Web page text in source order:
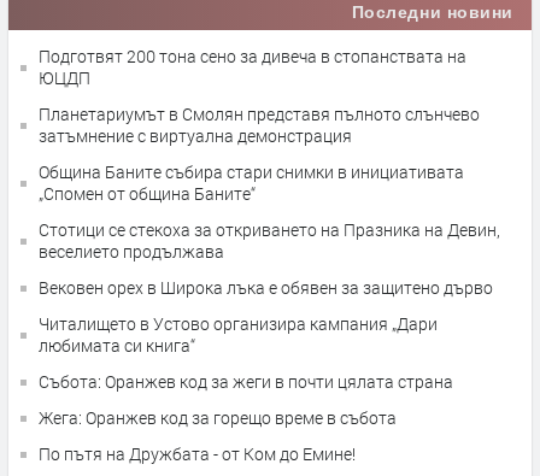
Последни новини
Подготвят 200 тона сено за дивеча в стопанствата на
ЮЦДП
Планетариумът в Смолян представя пълното слънчево
затъмнение с виртуална демонстрация
Община Баните събира стари снимки в инициативата
„Спомен от община Баните“
Стотици се стекоха за откриването на Празника на Девин,
веселието продължава
Вековен орех в Широка лъка е обявен за защитено дърво
Читалището в Устово организира кампания „Дари
любимата си книга“
Събота: Оранжев код за жеги в почти цялата страна
Жега: Оранжев код за горещо време в събота
По пътя на Дружбата - от Ком до Емине!